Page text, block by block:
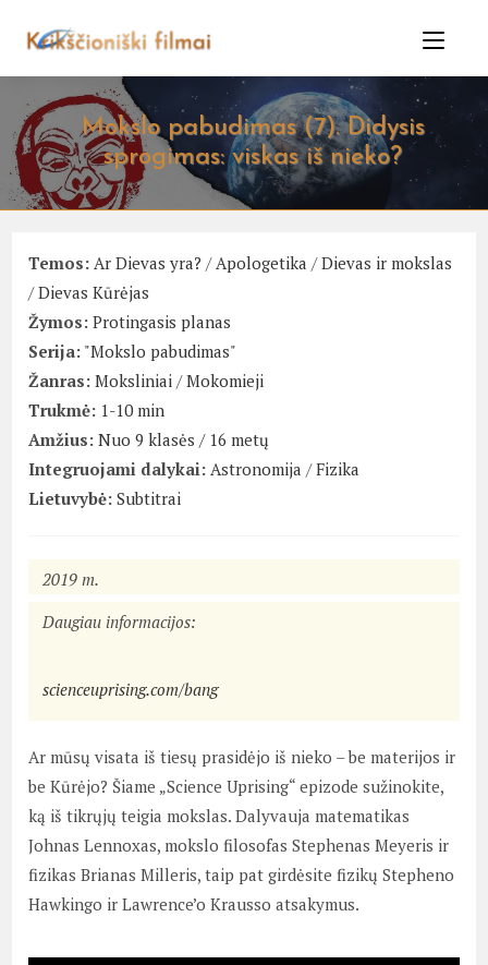
Mokslo pabudimas (7). Didysis
sprogimas: viskas iš nieko?
Temos: Ar Dievas yra? /Apologetika /Dievas ir mokslas
/Dievas Kūrėjas
Žymos: Protingasis planas
Serija: "Mokslo pabudimas"
Žanras: Moksliniai /Mokomieji
Trukmė: 1-10 min
Amžius: Nuo 9 klasės / 16 metų
Integruojami dalykai: Astronomija /Fizika
Lietuvybė: Subtitrai
2019 m.
Daugiau informacijos:
scienceuprising.com/bang
Ar mūsų visata iš tiesų prasidėjo iš nieko – be materijos ir
be Kūrėjo? Šiame „Science Uprising“ epizode sužinokite,
ką iš tikrųjų teigia mokslas. Dalyvauja matematikas
Johnas Lennoxas, mokslo filosofas Stephenas Meyeris ir
fizikas Brianas Milleris, taip pat girdėsite fizikų Stepheno
Hawkingo ir Lawrence’o Krausso atsakymus.